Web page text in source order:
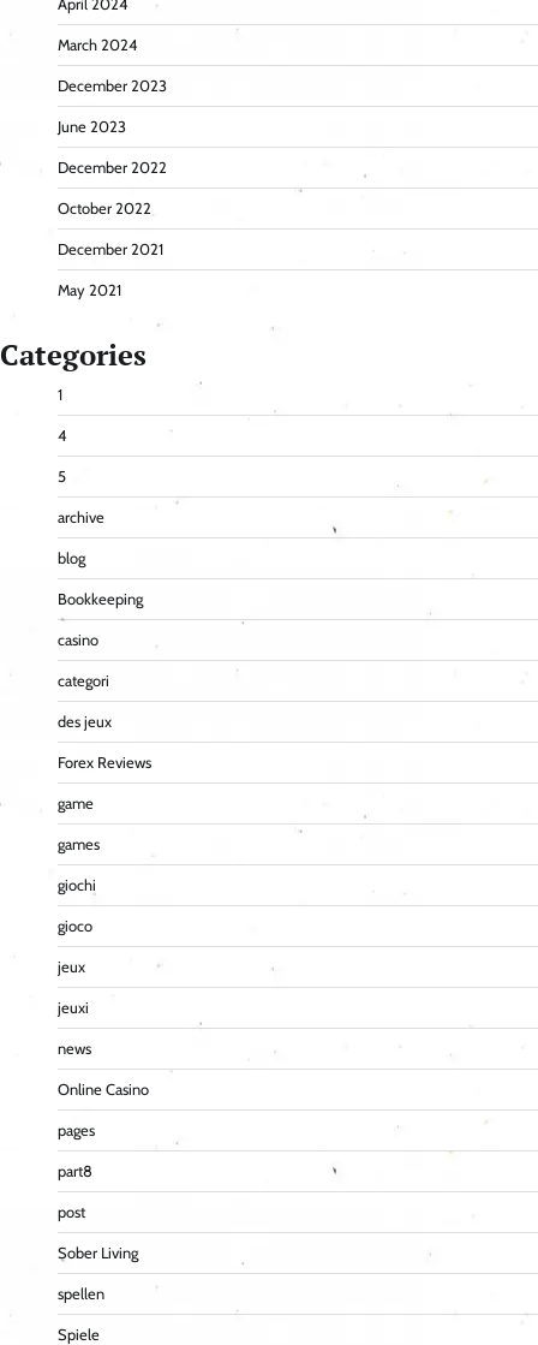
April 2024
March 2024
December 2023
June 2023
December 2022
October 2022
December 2021
May 2021
Categories
1
4
5
archive
blog
Bookkeeping
casino
categori
des jeux
Forex Reviews
game
games
giochi
gioco
jeux
jeuxi
news
Online Casino
pages
part8
post
Sober Living
spellen
Spiele